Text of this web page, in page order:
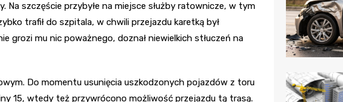
Na szczęście przybyłe na miejsce służby ratownicze, w tym
trafił do szpitala, w chwili przejazdu karetką był
grozi mu nic poważnego, doznał niewielkich stłuczeń na
Do momentu usunięcia uszkodzonych pojazdów z toru
15, wtedy też przywrócono możliwość przejazdu tą trasą.